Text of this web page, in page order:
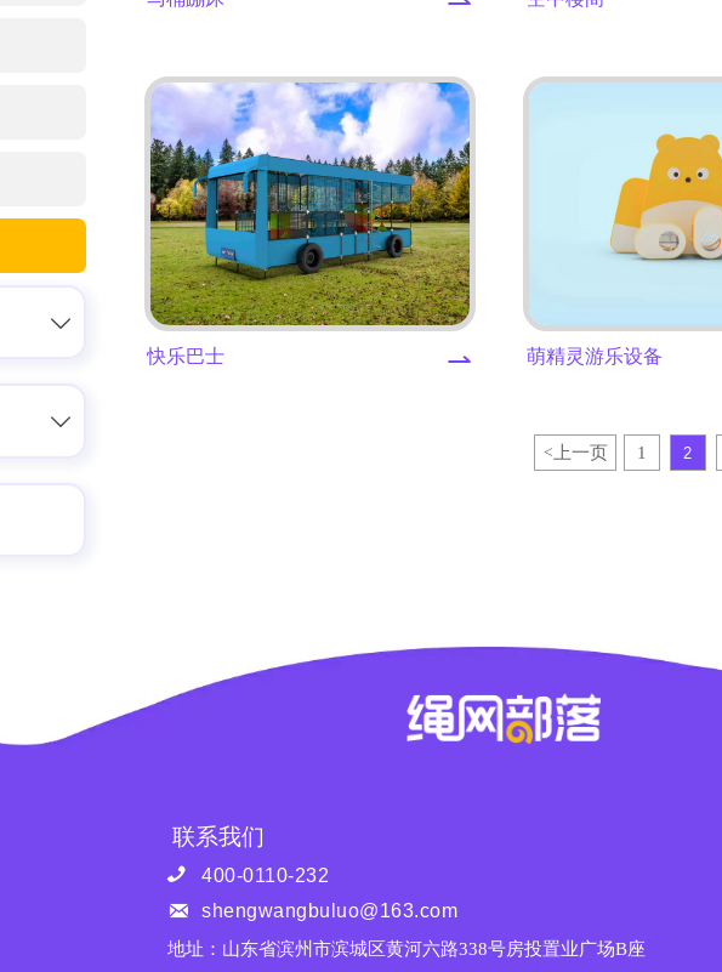


快乐巴士 ⇀ 萌精灵游乐设备
<上一页 1 2
联系我们
 400-0110-232
 shengwangbuluo@163.com
地址：山东省滨州市滨城区黄河六路338号房投置业广场B座